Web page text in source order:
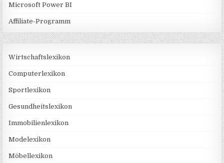
Microsoft Power BI
Affiliate-Programm
Wirtschaftslexikon
Computerlexikon
Sportlexikon
Gesundheitslexikon
Immobilienlexikon
Modelexikon
Möbellexikon